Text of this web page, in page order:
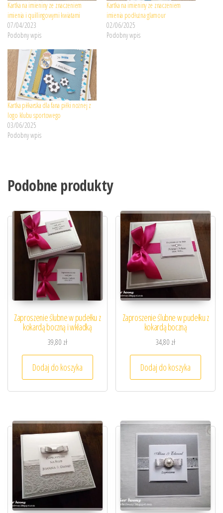
Kartka na imieniny ze znaczeniem
imienia i quillingowymi kwiatami
07/04/2023
Podobny wpis
Kartka na imieniny ze znaczeniem
imienia podłużna glamour
02/06/2025
Podobny wpis
Kartka piłkarska dla fana piłki nożnej z
logo klubu sportowego
03/06/2025
Podobny wpis
Podobne produkty
Zaproszenie ślubne w pudełku z
kokardą boczną i wkładką
39,80 zł
Dodaj do koszyka
Zaproszenie ślubne w pudełku z
kokardą boczną
34,80 zł
Dodaj do koszyka